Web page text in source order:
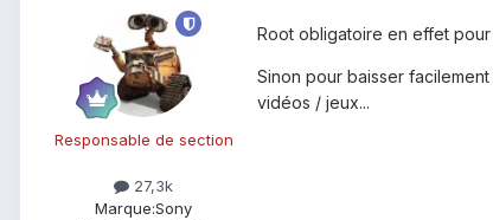
Responsable de section
27,3k
Marque:Sony
Root obligatoire en effet
Sinon pour baisser
vidéos / jeux...